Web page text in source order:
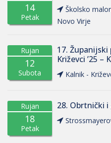
14
Petak
Školsko
Novo Virje
Rujan
12
Subota
17.
Križevci ’25 –
Kalnik -
Rujan
18
Petak
28. Obrtnički